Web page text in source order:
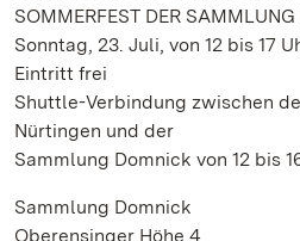
SOMMERFEST DER
Sonntag, 23. Juli, von 12 bis 17
Eintritt frei
Shuttle-Verbindung zwischen
Nürtingen und der
Sammlung Domnick von 12 bis
Sammlung Domnick
Oberensinger Höhe 4